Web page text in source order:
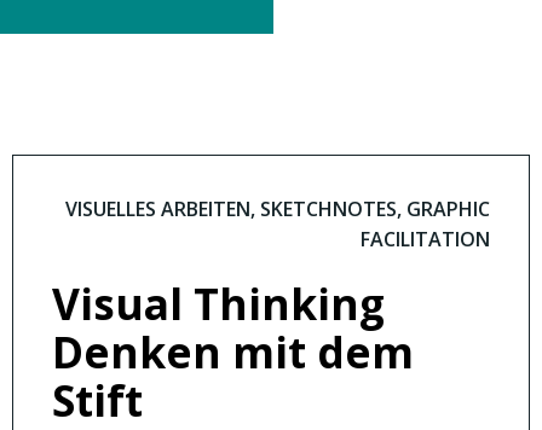
VISUELLES ARBEITEN, SKETCHNOTES, GRAPHIC
FACILITATION
Visual Thinking
Denken mit dem
Stift